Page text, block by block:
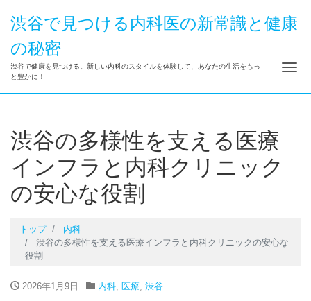
渋谷で見つける内科医の新常識と健康
の秘密
渋谷で健康を見つける。新しい内科のスタイルを体験して、あなたの生活をもっ
と豊かに！
ナ
渋谷の多様性を支える医療
インフラと内科クリニック
の安心な役割
トップ
内科
渋谷の多様性を支える医療インフラと内科クリニックの安心な
役割
2026年1月9日 内科, 医療, 渋谷